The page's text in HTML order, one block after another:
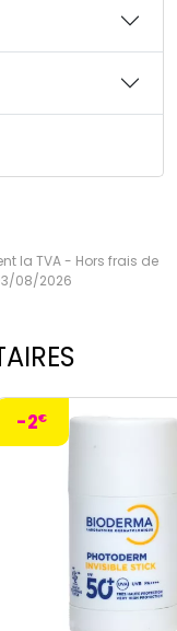
la TVA - Hors frais de
08/2026
-2€